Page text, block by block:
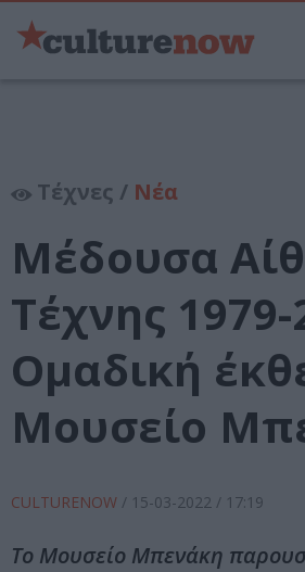
Τέχνες / Νέα
Μέδουσα
Τέχνης 1979-
Ομαδική
Μουσείο
CULTURENOW / 15-03-2022 / 17:19
Το Μουσείο Μπενάκη